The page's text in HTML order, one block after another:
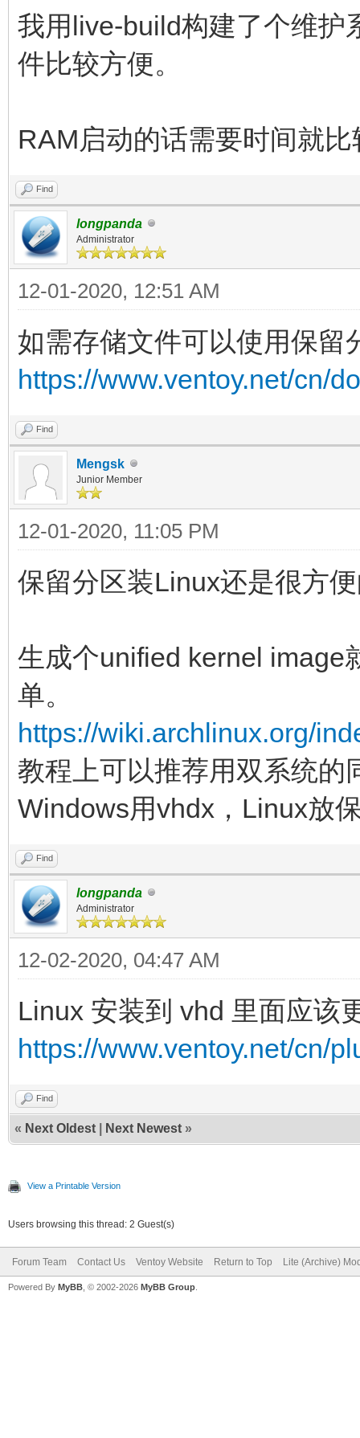
我用live-build构建了个维护
件比较方便。
RAM启动的话需要时间就比
Find
longpanda
Administrator
12-01-2020, 12:51 AM
如需存储文件可以使用保留
https://www.ventoy.net/cn/
Find
Mengsk
Junior Member
12-01-2020, 11:05 PM
保留分区装Linux还是很方
生成个unified kernel image
单。
https://wiki.archlinux.org/
教程上可以推荐用双系统的
Windows用vhdx，Linux放
Find
longpanda
Administrator
12-02-2020, 04:47 AM
Linux 安装到 vhd 里面应该
https://www.ventoy.net/cn/
Find
« Next Oldest Next Newest »
View a Printable Version
Users browsing this thread: 2 Guest(s)
Forum Team Contact Us Ventoy Website Return to Top Lite (Archive)
Powered By MyBB , © 2002-2026 MyBB Group